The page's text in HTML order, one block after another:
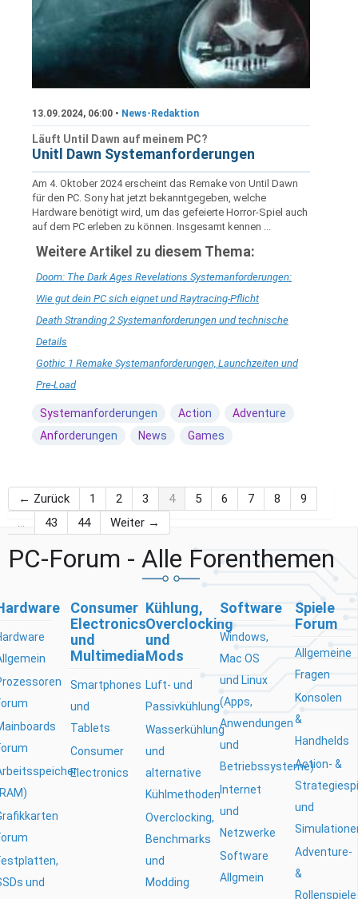
13.09.2024, 06:00 • News-Redaktion
Läuft Until Dawn auf meinem PC?
Unitl Dawn Systemanforderungen
Am 4. Oktober 2024 erscheint das Remake von Until Dawn
für den PC. Sony hat jetzt bekanntgegeben, welche
Hardware benötigt wird, um das gefeierte Horror-Spiel auch
auf dem PC erleben zu können. Insgesamt kennen ...
Weitere Artikel zu diesem Thema:
Doom: The Dark Ages Revelations Systemanforderungen:
Wie gut dein PC sich eignet und Raytracing-Pflicht
Death Stranding 2 Systemanforderungen und technische
Details
Gothic 1 Remake Systemanforderungen, Launchzeiten und
Pre-Load
Systemanforderungen Action
Adventure
Anforderungen
News Games
← Zurück 1 2 3 4 5 6 7 8
9
…
43 44 Weiter →
PC-Forum - Alle Forenthemen
und
Consumer
Electronics
und
Multimedia
Smartphones
und
Tablets
Consumer
Electronics
Kühlung,
Overclocking
und
Mods
Luft- und
Passivkühlung
Wasserkühlung
und
alternative
Kühlmethoden
Overclocking,
Benchmarks
und
Modding
Software
Windows,
Mac OS
und Linux
(Apps,
Anwendungen
und
Betriebssysteme)
Internet
und
Netzwerke
Software
Allgmein
Spiele
Forum
Allgemeine
Fragen
Konsolen
&
Handhelds
Action- &
und
Adventure-
&
Rollenspiele